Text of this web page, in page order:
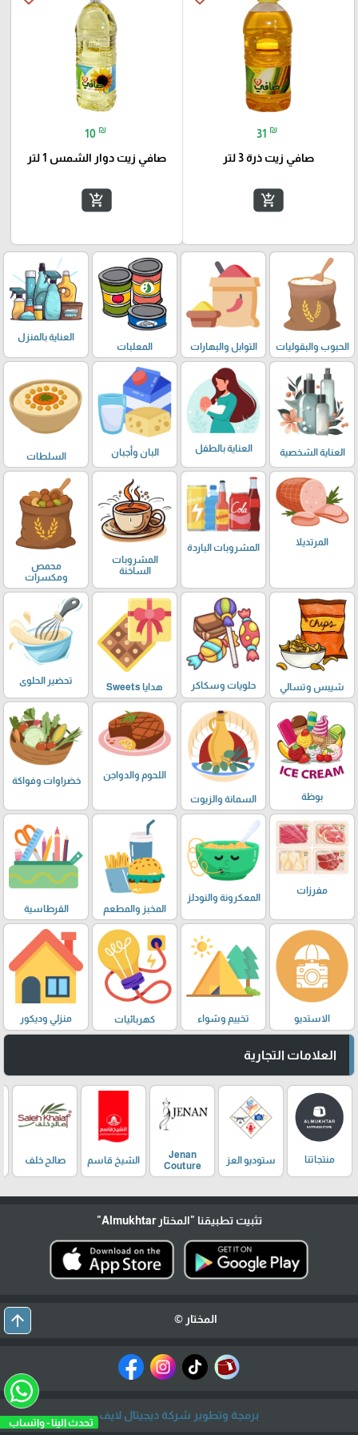
تحدث الينا - واتساب
31 ₪
صافي زيت ذرة 3 لتر
add_shopping_cart
10 ₪
صافي زيت دوار الشمس 1 لتر
add_shopping_cart
الحبوب والبقوليات التوابل والبهارات المعلبات
العناية بالمنزل
العناية الشخصية العناية بالطفل البان وأجبان السلطات
المرتديلا
المشروبات الباردة
المشروبات
الساخنة
محمص
ومكسرات
شيبس وتسالي حلويات وسكاكر هدايا Sweets
تحضير الحلوى
بوظة السمانة والزيوت
اللحوم والدواجن
خضراوات وفواكة
مفرزات
المعكرونة والنودلز
المخبز والمطعم
القرطاسية
الاستديو تخييم وشواء كهربائيات منزلي وديكور
العلامات التجارية
منتجاتنا ستوديو العز
Jenan
Couture
الشيخ قاسم صالح خلف
تثبيت تطبيقنا "المختار Almukhtar"
المختار © arrow_upward
برمجة وتطوير شركة ديجيتال لايف